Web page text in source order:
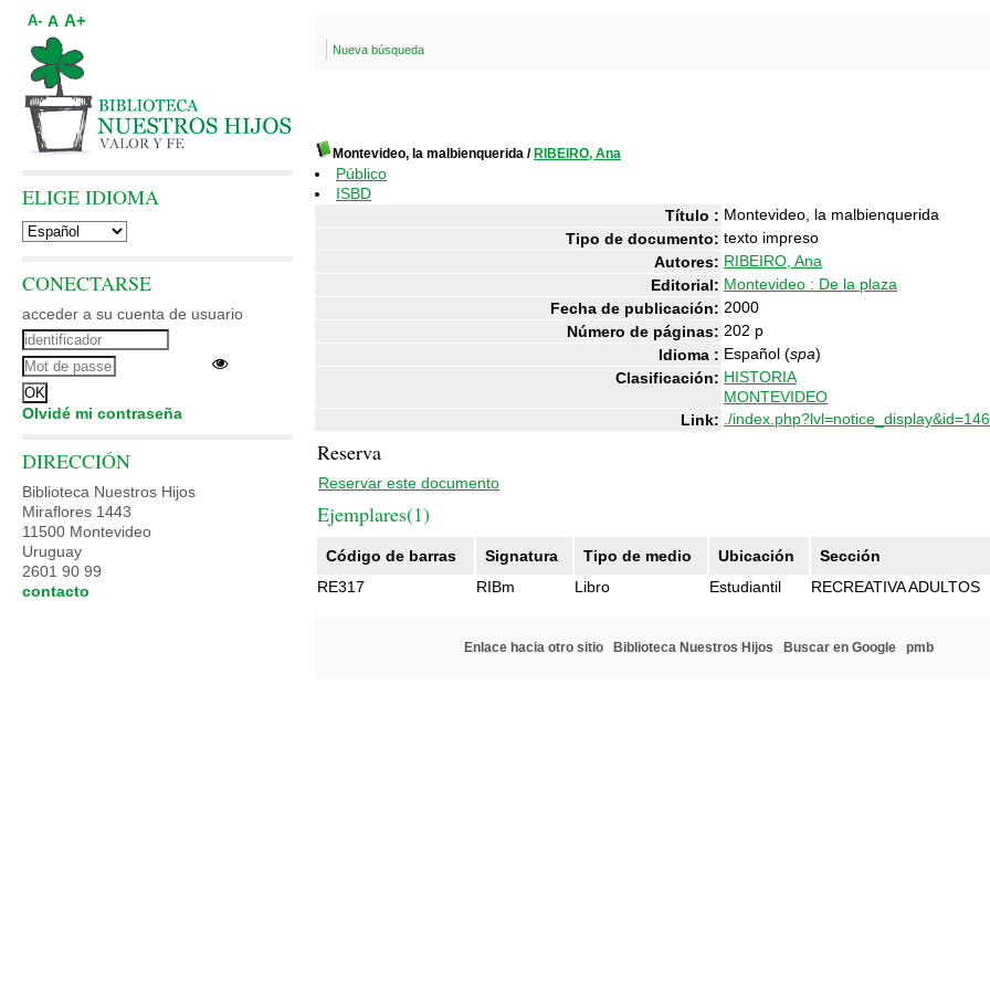
Nueva búsqueda
Montevideo, la malbienquerida / RIBEIRO, Ana
Público
ISBD
Título : Montevideo, la malbienquerida
Tipo de documento: texto impreso
Autores: RIBEIRO, Ana
Editorial: Montevideo : De la plaza
Fecha de publicación: 2000
Número de páginas: 202 p
Idioma : Español (spa)
Clasificación: HISTORIA
MONTEVIDEO
Link: ./
Reserva
Reservar este documento
Ejemplares(1)
Código de barras Signatura Tipo de medio Ubicación
Sección
RE317
RIBm Libro Estudiantil RECREATIVA ADULTOS
Enlace hacia otro sitio Biblioteca Nuestros Hijos Buscar en Google pmb
A- A A+
ELIGE IDIOMA
CONECTARSE
acceder a su cuenta de usuario
Olvidé mi contraseña
DIRECCIÓN
Biblioteca Nuestros Hijos
Miraflores 1443
11500 Montevideo
Uruguay
2601 90 99
contacto